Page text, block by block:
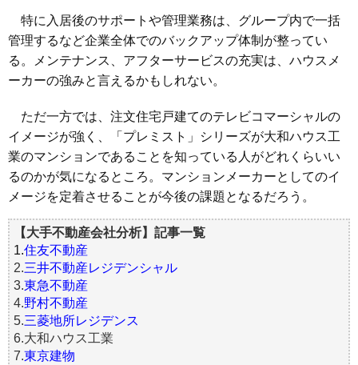
特に入居後のサポートや管理業務は、グループ内で一括
管理するなど企業全体でのバックアップ体制が整ってい
る。メンテナンス、アフターサービスの充実は、ハウスメ
ーカーの強みと言えるかもしれない。
ただ一方では、注文住宅戸建てのテレビコマーシャルの
イメージが強く、「プレミスト」シリーズが大和ハウス工
業のマンションであることを知っている人がどれくらいい
るのかが気になるところ。マンションメーカーとしてのイ
メージを定着させることが今後の課題となるだろう。
【大手不動産会社分析】記事一覧
1.住友不動産
2.三井不動産レジデンシャル
3.東急不動産
4.野村不動産
5.三菱地所レジデンス
6.大和ハウス工業
7.東京建物